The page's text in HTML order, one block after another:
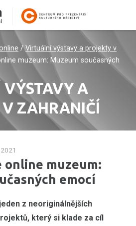
/Virtuální výstavy a projekty v
muzeum: Muzeum současných
A
ZAHRANIČÍ
online muzeum:
emocí
z neoriginálnějších
který si klade za cíl